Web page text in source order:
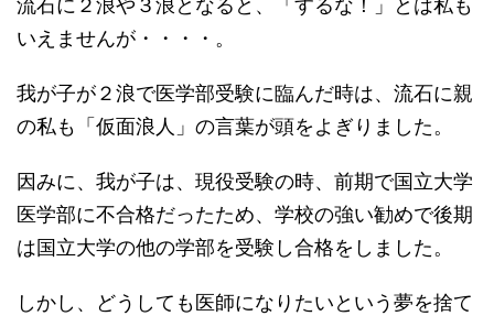
流石に２浪や３浪となると、「するな！」とは私も
いえませんが・・・・。
我が子が２浪で医学部受験に臨んだ時は、流石に親
の私も「仮面浪人」の言葉が頭をよぎりました。
因みに、我が子は、現役受験の時、前期で国立大学
医学部に不合格だったため、学校の強い勧めで後期
は国立大学の他の学部を受験し合格をしました。
しかし、どうしても医師になりたいという夢を捨て